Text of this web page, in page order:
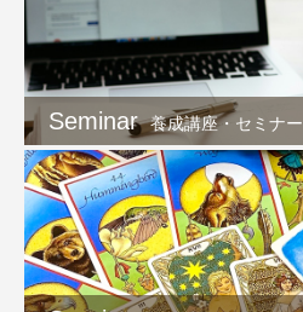
Seminar 養成講座・セミナー